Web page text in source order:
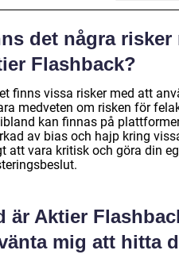
det några risker
Flashback?
finns vissa risker med att
medveten om risken för
kan finnas på
av bias och hajp kring
att vara kritisk och göra din
är Aktier
mig att hitta